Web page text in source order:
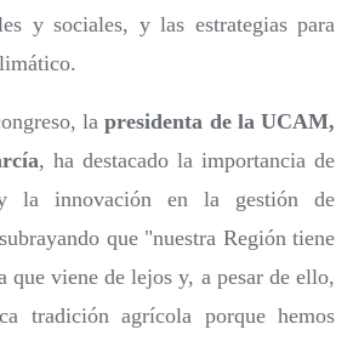
y sociales, y las estrategias para
lapresidenta de la UCAM,
, ha destacado la importancia de
la innovación en la gestión de
que "nuestra Región tiene
que viene de lejos y, a pesar de ello,
tradición agrícola porque hemos